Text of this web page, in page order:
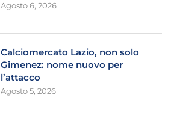
Agosto 6, 2026
Calciomercato Lazio, non solo
Gimenez: nome nuovo per
l’attacco
Agosto 5, 2026